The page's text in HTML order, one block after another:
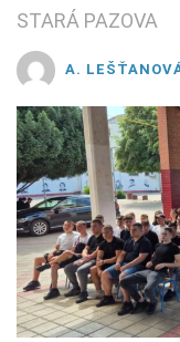
STARÁ PAZOVA
A.